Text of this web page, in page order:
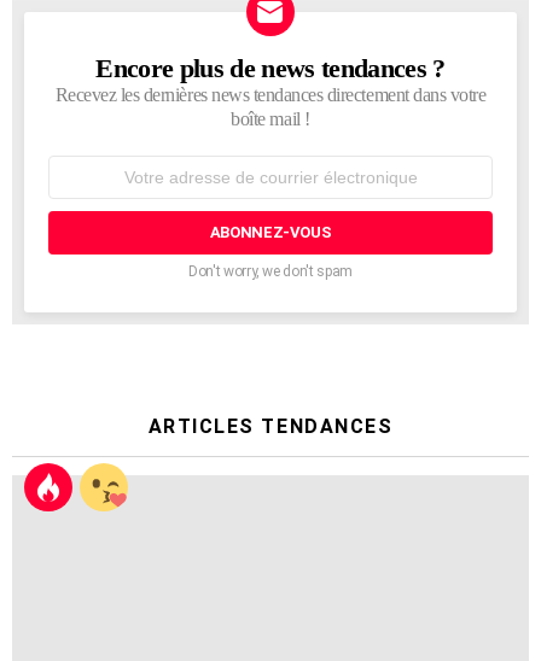
NEWSLETTER
Encore plus de news tendances ?
Recevez les dernières news tendances directement dans votre
boîte mail !
courrier
Don't worry, we don't spam
ARTICLES TENDANCES